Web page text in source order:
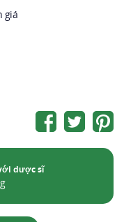
giá
dược sĩ